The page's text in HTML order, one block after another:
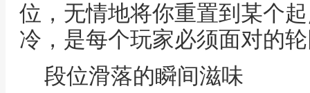
位，无情地将你重置到某个
冷，是每个玩家必须面对的
段位滑落的瞬间滋味